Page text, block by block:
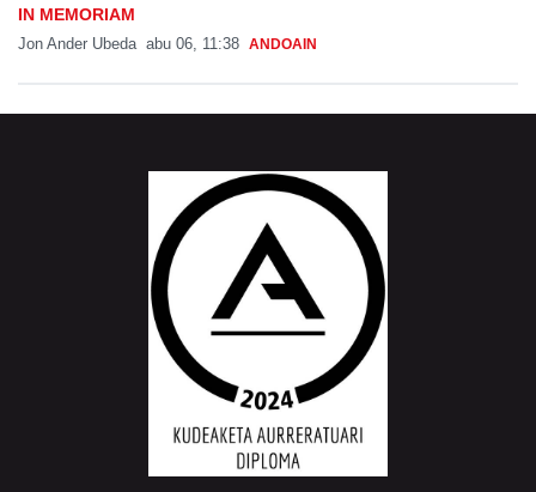
IN MEMORIAM
Jon Ander Ubeda abu 06, 11:38 ANDOAIN